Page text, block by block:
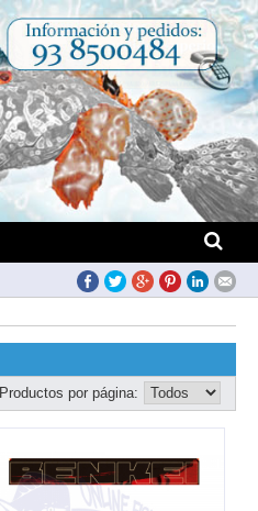
Productos por página: